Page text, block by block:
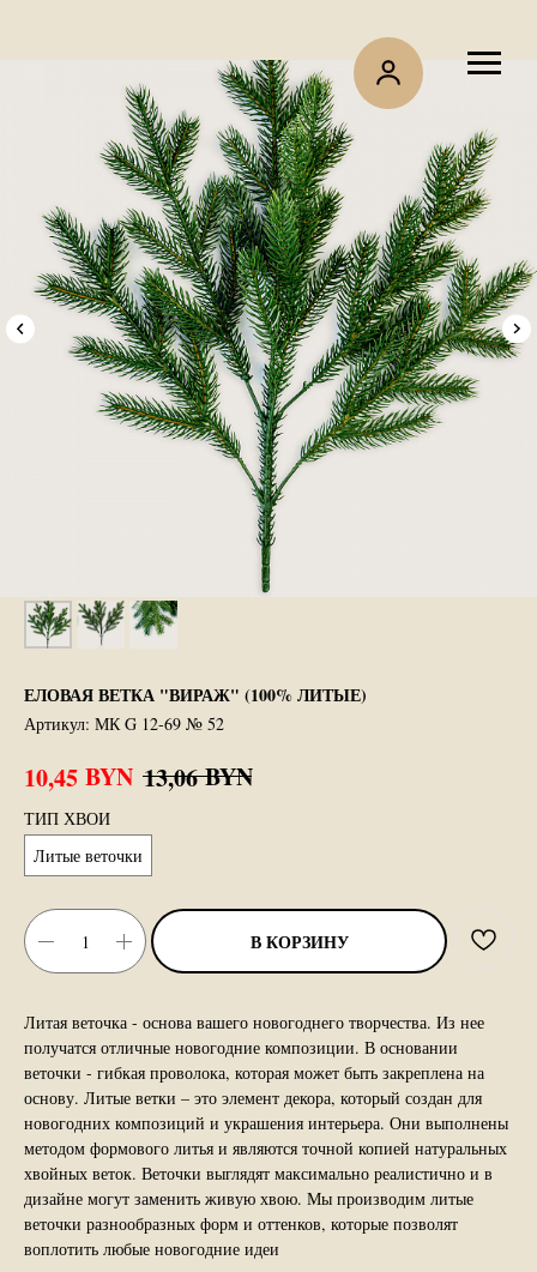
ЕЛОВАЯ ВЕТКА "ВИРАЖ" (100% ЛИТЫЕ)
Артикул: МК G 12-69 № 52
10,45 BYN 13,06 BYN
ТИП ХВОИ
Литые веточки
В КОРЗИНУ
Литая веточка - основа вашего новогоднего творчества. Из нее
получатся отличные новогодние композиции. В основании
веточки - гибкая проволока, которая может быть закреплена на
основу. Литые ветки – это элемент декора, который создан для
новогодних композиций и украшения интерьера. Они выполнены
методом формового литья и являются точной копией натуральных
хвойных веток. Веточки выглядят максимально реалистично и в
дизайне могут заменить живую хвою. Мы производим литые
веточки разнообразных форм и оттенков, которые позволят
воплотить любые новогодние идеи